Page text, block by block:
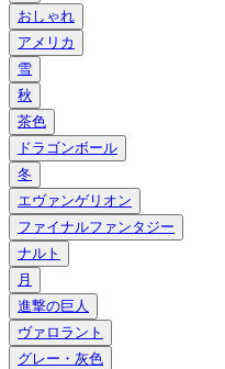
おしゃれ
アメリカ
雪
秋
茶色
ドラゴンボール
冬
エヴァンゲリオン
ファイナルファンタジー
ナルト
月
進撃の巨人
ヴァロラント
グレー・灰色